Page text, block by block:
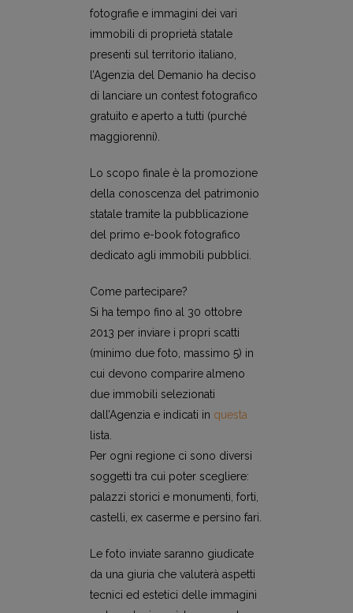
fotografie e immagini dei vari
immobili di proprietà statale
presenti sul territorio italiano,
l’Agenzia del Demanio ha deciso
di lanciare un contest fotografico
gratuito e aperto a tutti (purché
maggiorenni).
Lo scopo finale è la promozione
della conoscenza del patrimonio
statale tramite la pubblicazione
del primo e-book fotografico
dedicato agli immobili pubblici.
Come partecipare?
Si ha tempo fino al 30 ottobre
2013 per inviare i propri scatti
(minimo due foto, massimo 5) in
cui devono comparire almeno
due immobili selezionati
dall’Agenzia e indicati in questa
lista.
Per ogni regione ci sono diversi
soggetti tra cui poter scegliere:
palazzi storici e monumenti, forti,
castelli, ex caserme e persino fari.
Le foto inviate saranno giudicate
da una giuria che valuterà aspetti
tecnici ed estetici delle immagini